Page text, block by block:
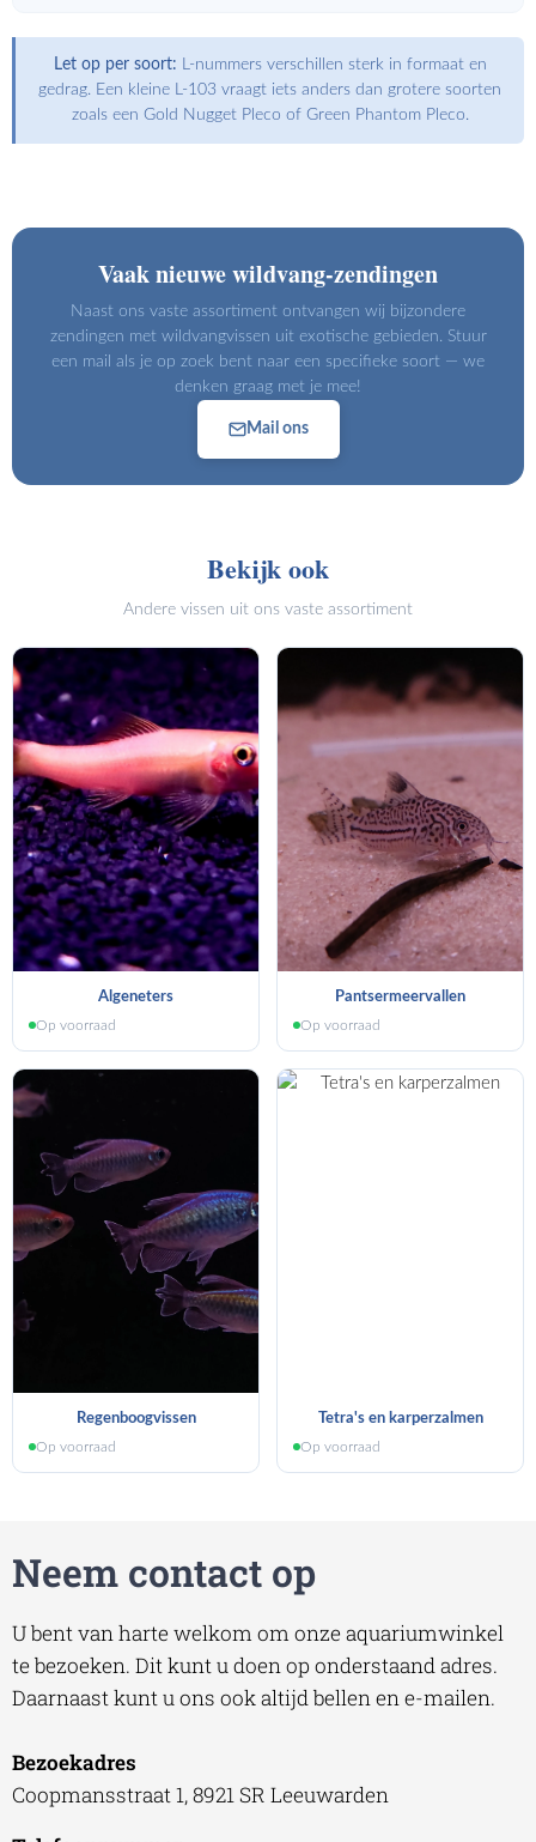
Let op per soort: L-nummers verschillen sterk in formaat en
gedrag. Een kleine L-103 vraagt iets anders dan grotere soorten
zoals een Gold Nugget Pleco of Green Phantom Pleco.
Vaak nieuwe wildvang-zendingen
Naast ons vaste assortiment ontvangen wij bijzondere
zendingen met wildvangvissen uit exotische gebieden. Stuur
een mail als je op zoek bent naar een specifieke soort — we
denken graag met je mee!
Mail ons
Bekijk ook
Andere vissen uit ons vaste assortiment
Algeneters
Op voorraad
Pantsermeervallen
Op voorraad
Regenboogvissen
Op voorraad
Tetra's en karperzalmen
Op voorraad
Neem contact op
U bent van harte welkom om onze aquariumwinkel
te bezoeken. Dit kunt u doen op onderstaand adres.
Daarnaast kunt u ons ook altijd bellen en e-mailen.
Bezoekadres
Coopmansstraat 1, 8921 SR Leeuwarden